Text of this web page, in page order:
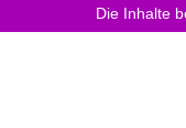
Die Inhalte